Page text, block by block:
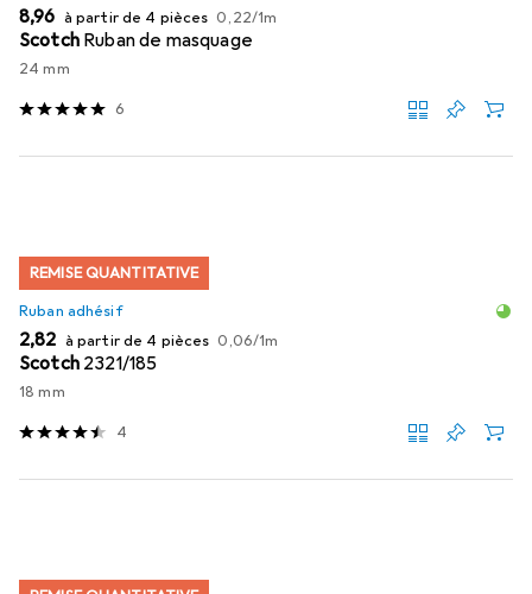
EUR
8,96 à partir de 4 pièces EUR
0,22/1m
Scotch Ruban de masquage
24 mm
6
REMISE QUANTITATIVE
Ruban adhésif
EUR
2,82 à partir de 4 pièces EUR
0,06/1m
Scotch 2321/185
18 mm
4